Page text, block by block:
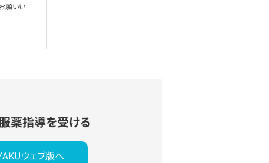
願いい
薬指導を受ける
ウェブ版へ